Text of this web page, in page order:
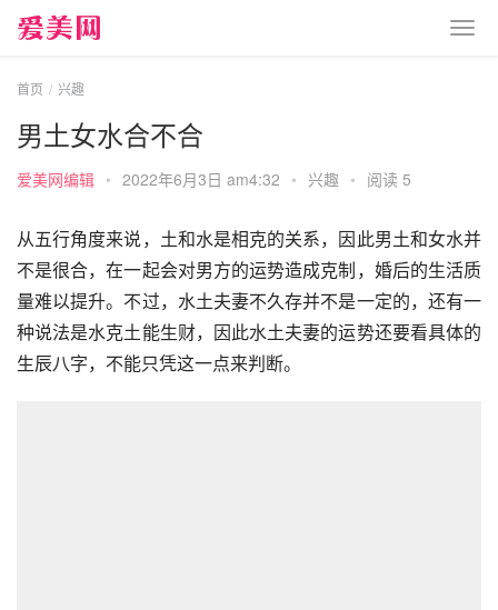
首页 兴趣
男土女水合不合
爱美网编辑 • 2022年6月3日 am4:32 • 兴趣 • 阅读 5
从五行角度来说，土和水是相克的关系，因此男土和女水并
不是很合，在一起会对男方的运势造成克制，婚后的生活质
量难以提升。不过，水土夫妻不久存并不是一定的，还有一
种说法是水克土能生财，因此水土夫妻的运势还要看具体的
生辰八字，不能只凭这一点来判断。